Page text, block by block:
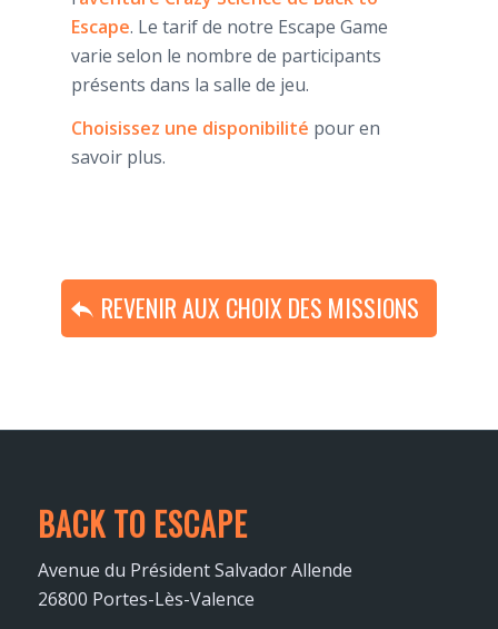
Escape. Le tarif de notre Escape Game
varie selon le nombre de participants
présents dans la salle de jeu.
Choisissez une disponibilité pour en
savoir plus.
REVENIR AUX CHOIX DES MISSIONS
BACK TO ESCAPE
Avenue du Président Salvador Allende
26800 Portes-Lès-Valence